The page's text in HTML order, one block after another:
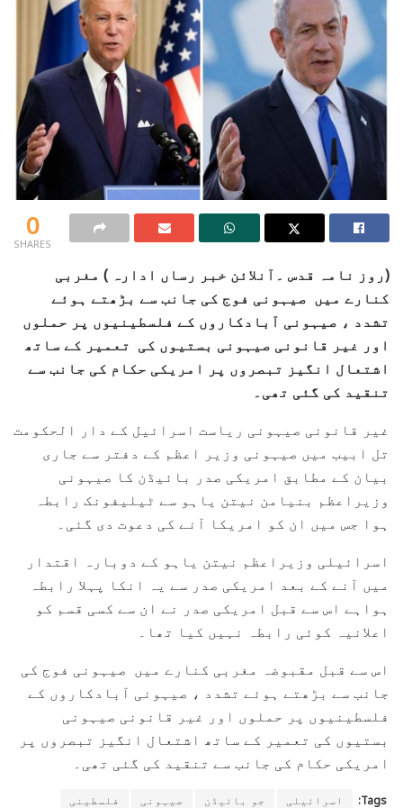
0
SHARES
(روز نامہ قدس ۔آنلائن خبر رساں ادارہ ) مغربی
کنارے میں صیہونی فوج کی جانب سے بڑھتے ہوئے
تشدد ، صیہونی آبادکاروں کے فلسطینیوں پر حملوں
اور غیر قانونی صیہونی بستیوں کی تعمیر کے ساتھ
اشتعال انگیز تبصروں پر امریکی حکام کی جانب سے
تنقید کی گئی تھی۔
غیر قانونی صیہونی ریاست اسرائیل کے دار الحکومت
تل ابیب میں صیہونی وزیر اعظم کے دفتر سے جاری
بیان کے مطابق امریکی صدر بائیڈن کا صیہونی
وزیراعظم بنیامن نیتن یاہو سے ٹیلیفونک رابطہ
ہوا جس میں ان کو امریکا آنے کی دعوت دی گئی۔
اسرائیلی وزیراعظم نیتن یاہو کے دوبارہ اقتدار
میں آنے کے بعد امریکی صدر سے یہ انکا پہلا رابطہ
ہواہے اس سے قبل امریکی صدر نے ان سے کسی قسم کو
اعلانیہ کوئی رابطہ نہیں کیا تھا۔
اس سے قبل مقبوضہ مغربی کنارے میں صیہونی فوج کی
جانب سے بڑھتے ہوئے تشدد ، صیہونی آبادکاروں کے
فلسطینیوں پر حملوں اور غیر قانونی صیہونی
بستیوں کی تعمیر کے ساتھ اشتعال انگیز تبصروں پر
امریکی حکام کی جانب سے تنقید کی گئی تھی۔
Tags: اسرائیلی جو بائیڈن صیہونی
فلسطینی